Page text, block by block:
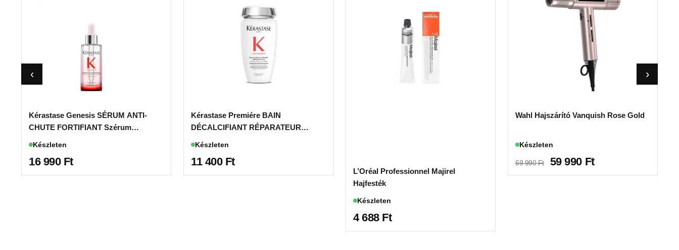
Kérastase Genesis SÉRUM ANTI-
CHUTE FORTIFIANT Szérum
Készleten
16 990 Ft
Kérastase Premiére BAIN
DÉCALCIFIANT RÉPARATEUR
Készleten
11 400 Ft
L’Oréal Professionnel Majirel
Hajfesték
Készleten
4 688 Ft
Wahl Hajszárító Vanquish Rose Gold
Készleten
69 990Ft 59 990 Ft